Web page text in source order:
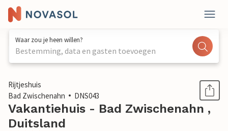
Waar zou je heen willen?
Bestemming, data en gasten toevoegen
1 / 1
Rijtjeshuis
Bad Zwischenahn
DNS043
Vakantiehuis - Bad Zwischenahn ,
Duitsland